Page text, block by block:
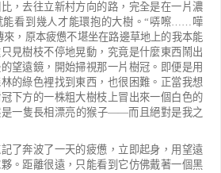
，去往立新村方向的路，完全是在一片濃
能看到幾人才能環抱的大樹。“ 哢嚓…… 嘩
來，原本疲憊不堪坐在路邊草地上的我本能
見樹枝不停地晃動，究竟是什麼東西鬧出
望遠鏡，開始掃視那一片樹冠。即便是用
的綠色裡找到東西，也很困難。正當我想
下方的一株粗大樹枝上冒出來一個白色的
一隻長相漂亮的猴子——而且絕對是我之
了奔波了一天的疲憊，立即起身，用望遠
。距離很遠，只能看到它仿佛戴著一個黑